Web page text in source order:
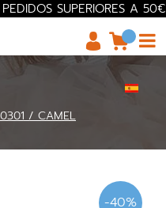
SUPERIORES A 50€
/ CAMEL
-40%